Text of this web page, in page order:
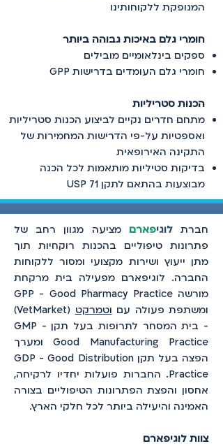
המנופקת ללקוחותינו
חומרי גלם באיכות גבוהה ביותר
ספקים בינלאומיים מובילים
חומרי גלם העומדים בדרישות GPP
הכנות סטריליות
מתחם חדרים נקיים לביצוע הכנות סטריליות
ואספטיות על-פי הדרישות המחמירות של
התקינה האירופאית
בדיקות סטיליות מותאמות לכל הכנה
מבוצעות בהתאם לתקן USP 71
חברתלוגיפארםמציעה מגוון רחב של
פתרונות טיפוליים בהכנות רוקחיות תוך
מתן ייעוץ ושירות מקצועי ומסור ללקוחות
החברה. לוגיפארם מפעילה בית מרקחת
מורשה GPP - Good Pharmacy Practice
ומשתפת פעולה עם וטמרקט
(VetMarket)
- בית המסחר לתרופות בעל תקן GMP -
Good Manufacturing Practice ומערך
הפצה בעל תקן GDP - Good Distribution
Practice. החברות פועלות יחדיו לרקיחה,
אחסון והפצת הפתרונות הטיפוליים בצורה
האמינה והיעילה ביותר לכל חלקי הארץ.
צוות לוגיפארם